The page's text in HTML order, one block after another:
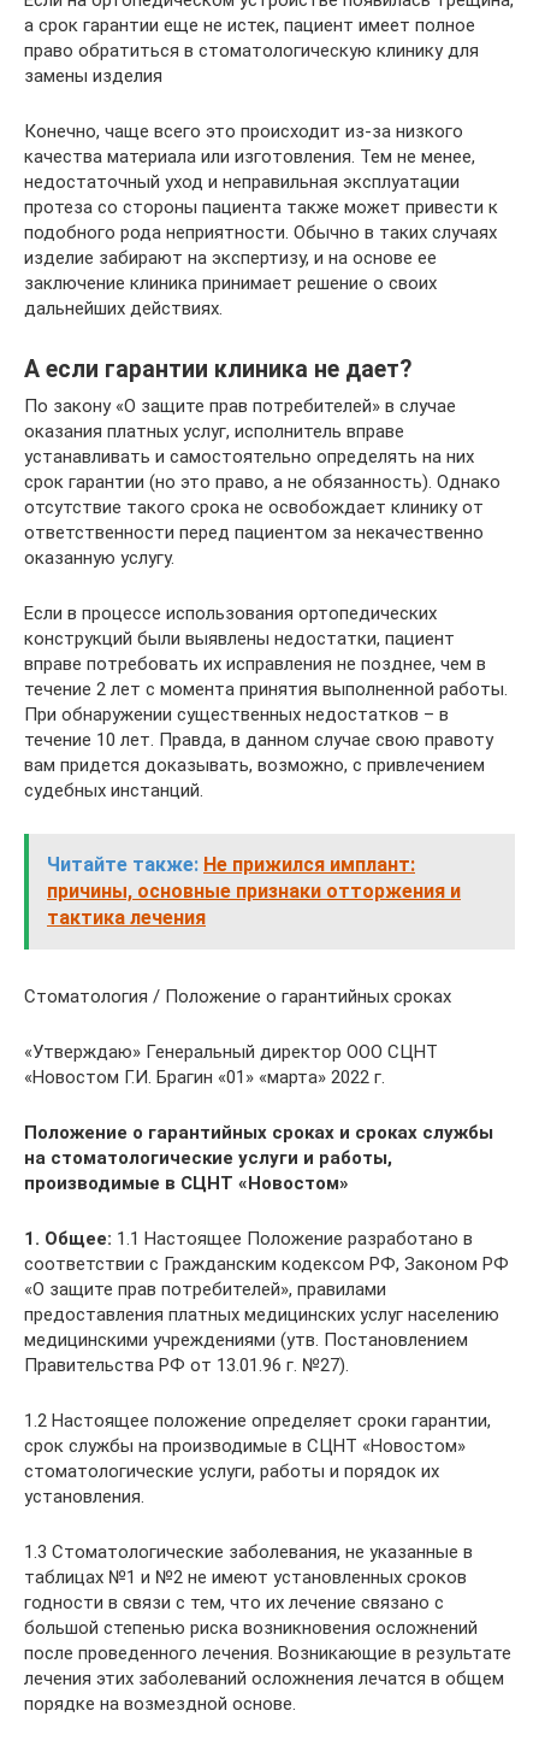
а срок гарантии еще не истек, пациент имеет полное
право обратиться в стоматологическую клинику для
замены изделия
Конечно, чаще всего это происходит из-за низкого
качества материала или изготовления. Тем не менее,
недостаточный уход и неправильная эксплуатации
протеза со стороны пациента также может привести к
подобного рода неприятности. Обычно в таких случаях
изделие забирают на экспертизу, и на основе ее
заключение клиника принимает решение о своих
дальнейших действиях.
А если гарантии клиника не дает?
По закону «О защите прав потребителей» в случае
оказания платных услуг, исполнитель вправе
устанавливать и самостоятельно определять на них
срок гарантии (но это право, а не обязанность). Однако
отсутствие такого срока не освобождает клинику от
ответственности перед пациентом за некачественно
оказанную услугу.
Если в процессе использования ортопедических
конструкций были выявлены недостатки, пациент
вправе потребовать их исправления не позднее, чем в
течение 2 лет с момента принятия выполненной работы.
При обнаружении существенных недостатков – в
течение 10 лет. Правда, в данном случае свою правоту
вам придется доказывать, возможно, с привлечением
судебных инстанций.
Читайте также: Не прижился имплант:
причины, основные признаки отторжения и
тактика лечения
Стоматология / Положение о гарантийных сроках
«Утверждаю» Генеральный директор ООО СЦНТ
«Новостом Г.И. Брагин «01» «марта» 2022 г.
Положение о гарантийных сроках и сроках службы
на стоматологические услуги и работы,
производимые в СЦНТ «Новостом»
1. Общее: 1.1 Настоящее Положение разработано в
соответствии с Гражданским кодексом РФ, Законом РФ
«О защите прав потребителей», правилами
предоставления платных медицинских услуг населению
медицинскими учреждениями (утв. Постановлением
Правительства РФ от 13.01.96 г. №27).
1.2 Настоящее положение определяет сроки гарантии,
срок службы на производимые в СЦНТ «Новостом»
стоматологические услуги, работы и порядок их
установления.
1.3 Стоматологические заболевания, не указанные в
таблицах №1 и №2 не имеют установленных сроков
годности в связи с тем, что их лечение связано с
большой степенью риска возникновения осложнений
после проведенного лечения. Возникающие в результате
лечения этих заболеваний осложнения лечатся в общем
порядке на возмездной основе.